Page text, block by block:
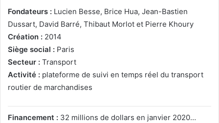
Fondateurs : Lucien Besse, Brice Hua, Jean-Bastien
Dussart, David Barré, Thibaut Morlot et Pierre Khoury
Création : 2014
Siège social : Paris
Secteur : Transport
Activité : plateforme de suivi en temps réel du transport
routier de marchandises
Financement : 32 millions de dollars en janvier 2020…